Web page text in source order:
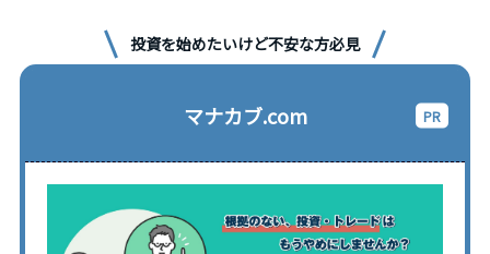
投資を始めたいけど不安な方必見
マナカブ.com